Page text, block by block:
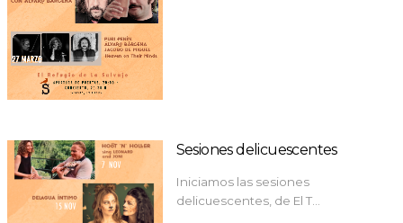
Sesiones delicuescentes
Iniciamos las sesiones
delicuescentes, de El T…